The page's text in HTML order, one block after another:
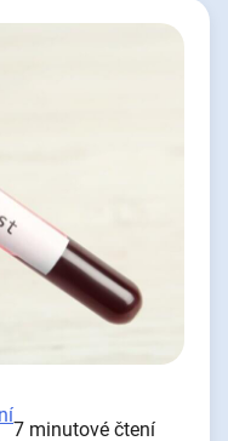
7 minutové čtení